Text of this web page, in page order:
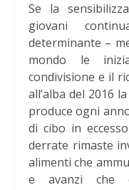
Se la
giovani
determinante –
mondo le
condivisione e il
all’alba del 2016
produce ogni
di cibo in
derrate rimaste
alimenti che
e avanzi che